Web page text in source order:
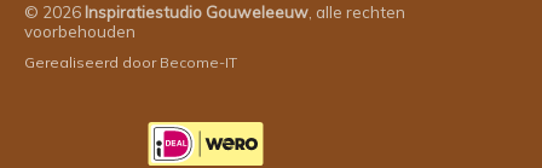
© 2026 Inspiratiestudio Gouweleeuw , alle rechten
voorbehouden
Gerealiseerd door Become-IT